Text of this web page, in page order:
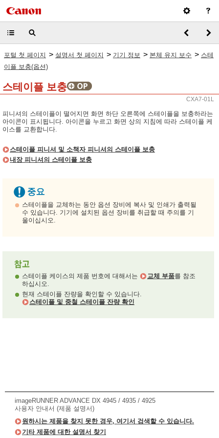
포털 첫 페이지 > 설명서 첫 페이지 > 기기 정보 > 본체 유지 보수 > 스테
이플 보충(옵션)
스테이플 보충
CXA7-01L
피니셔의 스테이플이 떨어지면 화면 하단 오른쪽에 스테이플을 보충하라는
아이콘이 표시됩니다. 아이콘을 누르고 화면 상의 지침에 따라 스테이플 케
이스를 교환합니다.
스테이플 피니셔 및 소책자 피니셔의 스테이플 보충
내장 피니셔의 스테이플 보충
스테이플을 교체하는 동안 옵션 장비에 복사 및 인쇄가 출력될
수 있습니다. 기기에 설치된 옵션 장비를 취급할 때 주의를 기
울이십시오.
스테이플 케이스의 제품 번호에 대해서는 교체 부품를 참조
하십시오.
현재 스테이플 잔량을 확인할 수 있습니다.
스테이플 및 중철 스테이플 잔량 확인
imageRUNNER ADVANCE DX 4945 / 4935 / 4925
사용자 안내서 (제품 설명서)
원하시는 제품을 찾지 못한 경우, 여기서 검색할 수 있습니다.
기타 제품에 대한 설명서 찾기